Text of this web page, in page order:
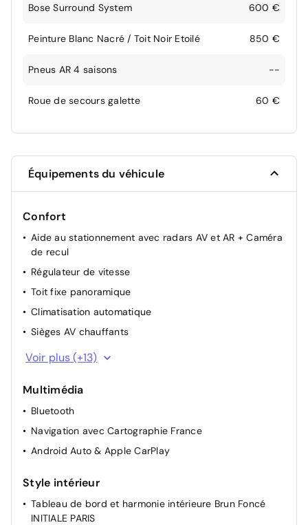
Bose Surround System 600 €
Peinture Blanc Nacré / Toit Noir Etoilé 850 €
Pneus AR 4 saisons --
Roue de secours galette 60 €
Équipements du véhicule
Confort
Aide au stationnement avec radars AV et AR + Caméra
de recul
Régulateur de vitesse
Toit fixe panoramique
Climatisation automatique
Sièges AV chauffants
Indicateur de changement de vitesse
Lunette arrière chauffante
Rétroviseurs extérieurs électriques dégivrants
Rétroviseur intérieur électrochrome
Lève-vitres AV électriques (impulsionnel conducteur)
Détection d'obstacle latérale
Carte accès et démarrage mains libres
Voir plus (+13)
Multimédia
Bluetooth
Navigation avec Cartographie France
Android Auto & Apple CarPlay
Style intérieur
Tableau de bord et harmonie intérieure Brun Foncé
INITIALE PARIS